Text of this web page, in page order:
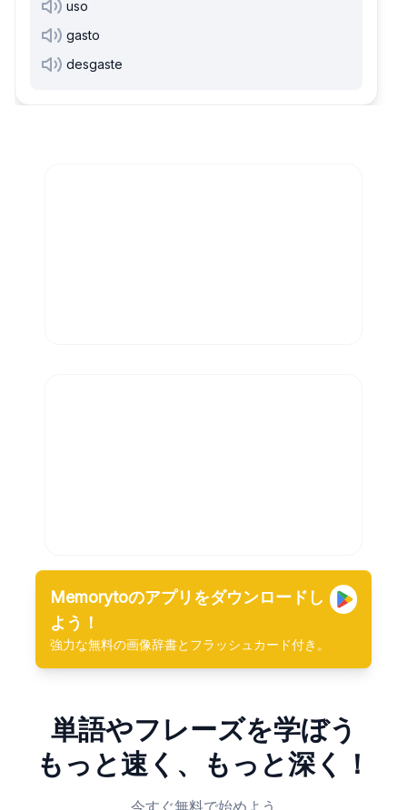
uso
gasto
desgaste
Memorytoのアプリをダウンロードし
よう！
強力な無料の画像辞書とフラッシュカード付き。
単語やフレーズを学ぼう
もっと速く、もっと深く！